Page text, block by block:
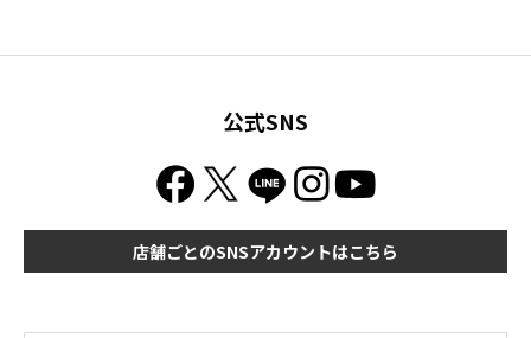
公式SNS
店舗ごとのSNSアカウントはこちら